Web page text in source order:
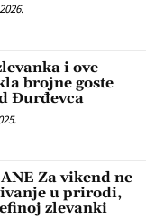
i ove
brojne goste
Đurđevca
Za vikend ne
u prirodi,
zlevanki